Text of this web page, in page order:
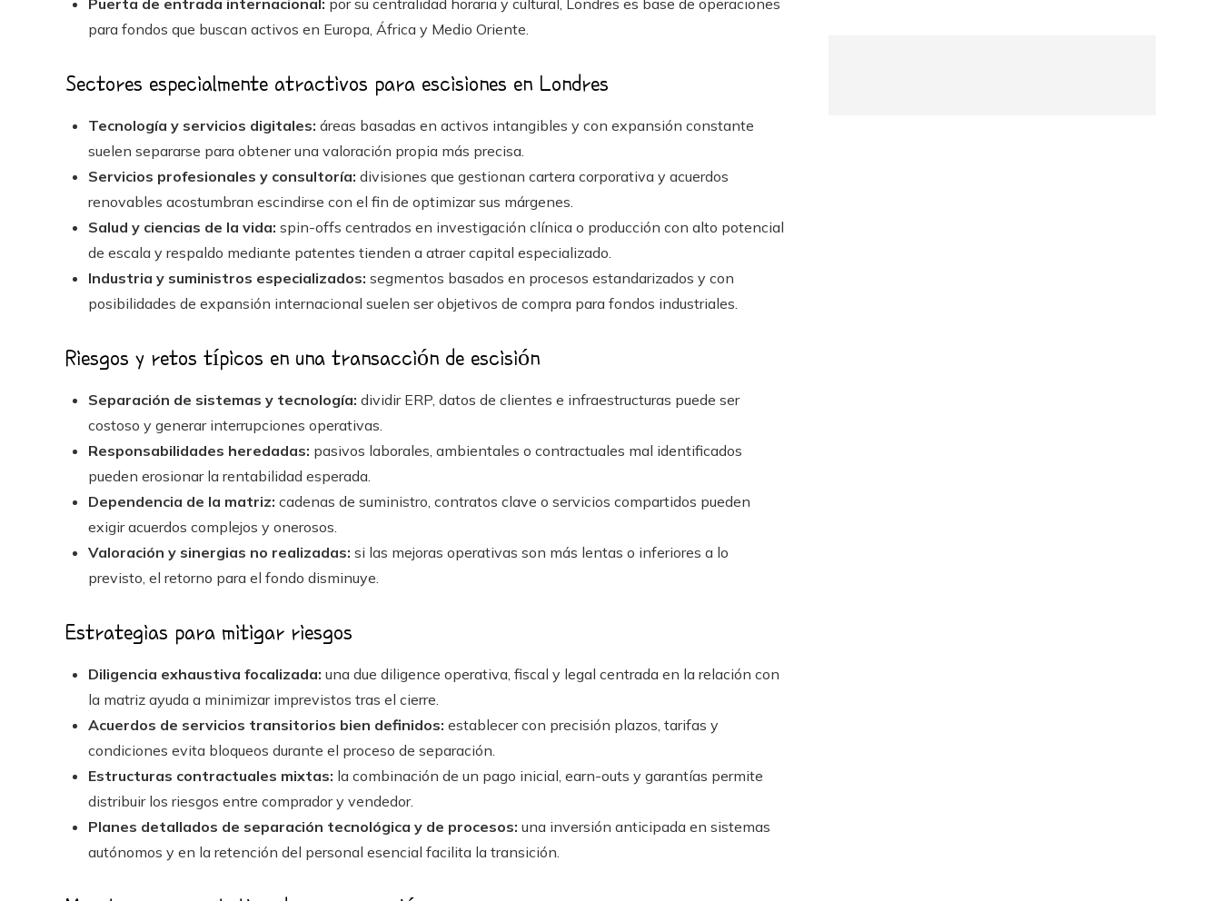
Puerta de entrada internacional: por su centralidad horaria y cultural, Londres es base de operaciones
para fondos que buscan activos en Europa, África y Medio Oriente.
Sectores especialmente atractivos para escisiones en Londres
Tecnología y servicios digitales: áreas basadas en activos intangibles y con expansión constante
suelen separarse para obtener una valoración propia más precisa.
Servicios profesionales y consultoría: divisiones que gestionan cartera corporativa y acuerdos
renovables acostumbran escindirse con el fin de optimizar sus márgenes.
Salud y ciencias de la vida: spin-offs centrados en investigación clínica o producción con alto potencial
de escala y respaldo mediante patentes tienden a atraer capital especializado.
Industria y suministros especializados: segmentos basados en procesos estandarizados y con
posibilidades de expansión internacional suelen ser objetivos de compra para fondos industriales.
Riesgos y retos típicos en una transacción de escisión
Separación de sistemas y tecnología: dividir ERP, datos de clientes e infraestructuras puede ser
costoso y generar interrupciones operativas.
Responsabilidades heredadas: pasivos laborales, ambientales o contractuales mal identificados
pueden erosionar la rentabilidad esperada.
Dependencia de la matriz: cadenas de suministro, contratos clave o servicios compartidos pueden
exigir acuerdos complejos y onerosos.
Valoración y sinergias no realizadas: si las mejoras operativas son más lentas o inferiores a lo
previsto, el retorno para el fondo disminuye.
Estrategias para mitigar riesgos
Diligencia exhaustiva focalizada: una due diligence operativa, fiscal y legal centrada en la relación con
la matriz ayuda a minimizar imprevistos tras el cierre.
Acuerdos de servicios transitorios bien definidos: establecer con precisión plazos, tarifas y
condiciones evita bloqueos durante el proceso de separación.
Estructuras contractuales mixtas: la combinación de un pago inicial, earn-outs y garantías permite
distribuir los riesgos entre comprador y vendedor.
Planes detallados de separación tecnológica y de procesos: una inversión anticipada en sistemas
autónomos y en la retención del personal esencial facilita la transición.